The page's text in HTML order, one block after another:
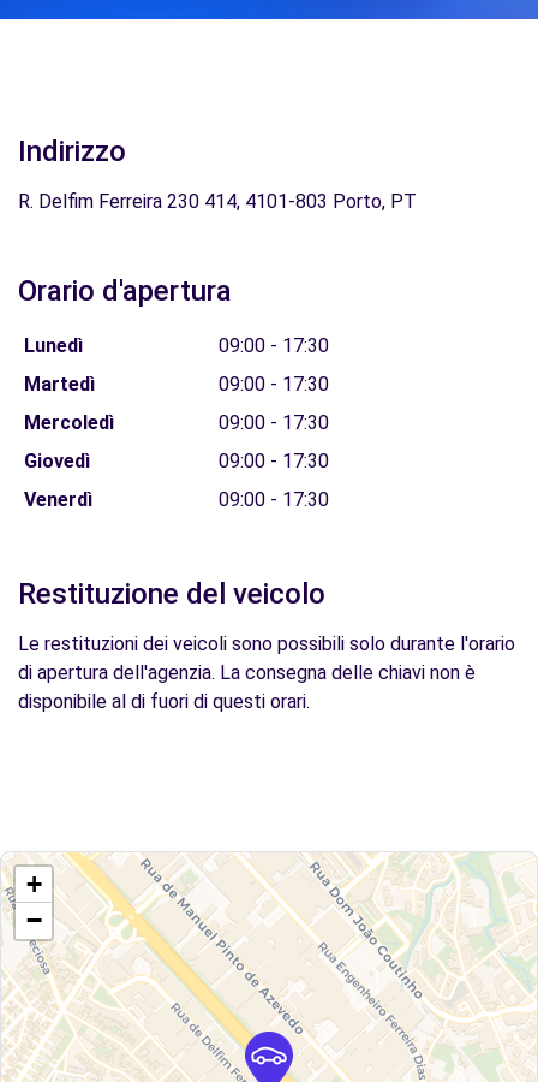
Indirizzo
R. Delfim Ferreira 230 414, 4101-803 Porto, PT
Orario d'apertura
Lunedì
09:00 - 17:30
Martedì
09:00 - 17:30
Mercoledì
09:00 - 17:30
Giovedì
09:00 - 17:30
Venerdì
09:00 - 17:30
Restituzione del veicolo
Le restituzioni dei veicoli sono possibili solo durante l'orario
di apertura dell'agenzia. La consegna delle chiavi non è
disponibile al di fuori di questi orari.
+
−